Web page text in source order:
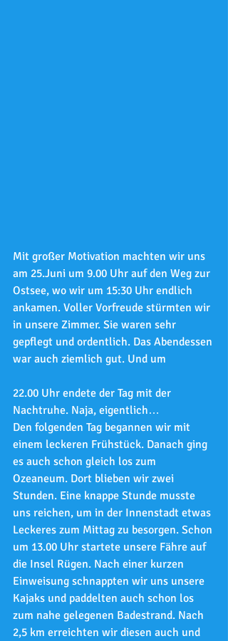
Mit großer Motivation machten wir uns
am 25.Juni um 9.00 Uhr auf den Weg zur
Ostsee, wo wir um 15:30 Uhr endlich
ankamen. Voller Vorfreude stürmten wir
in unsere Zimmer. Sie waren sehr
gepflegt und ordentlich. Das Abendessen
war auch ziemlich gut. Und um
22.00 Uhr endete der Tag mit der
Nachtruhe. Naja, eigentlich…
Den folgenden Tag begannen wir mit
einem leckeren Frühstück. Danach ging
es auch schon gleich los zum
Ozeaneum. Dort blieben wir zwei
Stunden. Eine knappe Stunde musste
uns reichen, um in der Innenstadt etwas
Leckeres zum Mittag zu besorgen. Schon
um 13.00 Uhr startete unsere Fähre auf
die Insel Rügen. Nach einer kurzen
Einweisung schnappten wir uns unsere
Kajaks und paddelten auch schon los
zum nahe gelegenen Badestrand. Nach
2,5 km erreichten wir diesen auch und